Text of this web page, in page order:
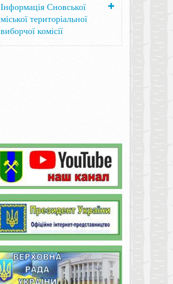
Інформація Сновської
міської територіальної
виборчої комісії